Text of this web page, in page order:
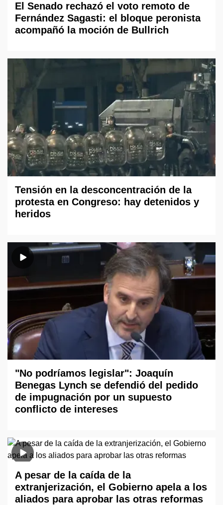
El Senado rechazó el voto remoto de
Fernández Sagasti: el bloque peronista
acompañó la moción de Bullrich
Tensión en la desconcentración de la
protesta en Congreso: hay detenidos y
heridos
"No podríamos legislar": Joaquín
Benegas Lynch se defendió del pedido
de impugnación por un supuesto
conflicto de intereses
A pesar de la caída de la
extranjerización, el Gobierno apela a los
aliados para aprobar las otras reformas